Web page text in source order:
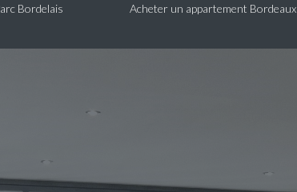
Bordelais Acheter un appartement Bordeaux